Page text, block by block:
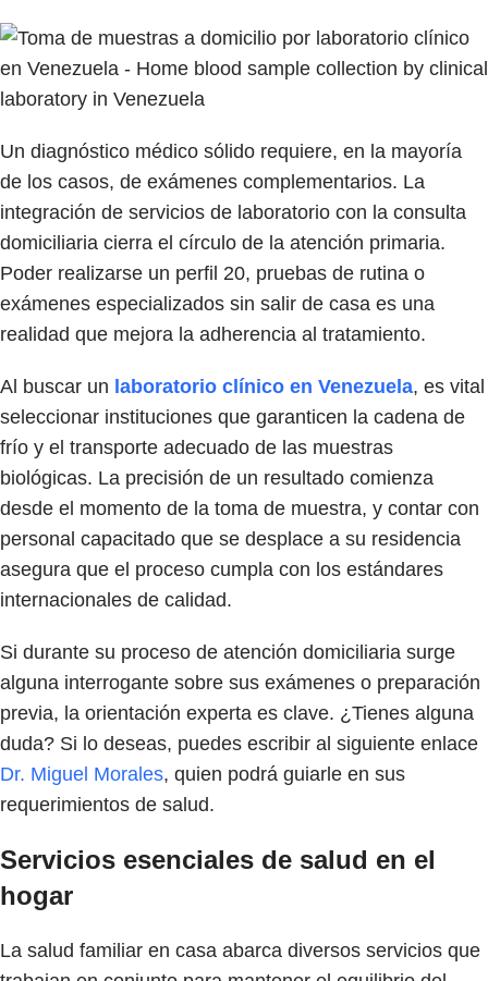
Un diagnóstico médico sólido requiere, en la mayoría
de los casos, de exámenes complementarios. La
integración de servicios de laboratorio con la consulta
domiciliaria cierra el círculo de la atención primaria.
Poder realizarse un perfil 20, pruebas de rutina o
exámenes especializados sin salir de casa es una
realidad que mejora la adherencia al tratamiento.
Al buscar un laboratorio clínico en Venezuela, es vital
seleccionar instituciones que garanticen la cadena de
frío y el transporte adecuado de las muestras
biológicas. La precisión de un resultado comienza
desde el momento de la toma de muestra, y contar con
personal capacitado que se desplace a su residencia
asegura que el proceso cumpla con los estándares
internacionales de calidad.
Si durante su proceso de atención domiciliaria surge
alguna interrogante sobre sus exámenes o preparación
previa, la orientación experta es clave. ¿Tienes alguna
duda? Si lo deseas, puedes escribir al siguiente enlace
Dr. Miguel Morales, quien podrá guiarle en sus
requerimientos de salud.
Servicios esenciales de salud en el
hogar
La salud familiar en casa abarca diversos servicios que